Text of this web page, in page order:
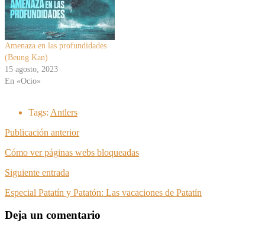
Amenaza en las profundidades
(Beung Kan)
15 agosto, 2023
En «Ocio»
Tags: Antlers
Publicación anterior
Cómo ver páginas webs bloqueadas
Siguiente entrada
Especial Patatín y Patatón: Las vacaciones de Patatín
Deja un comentario